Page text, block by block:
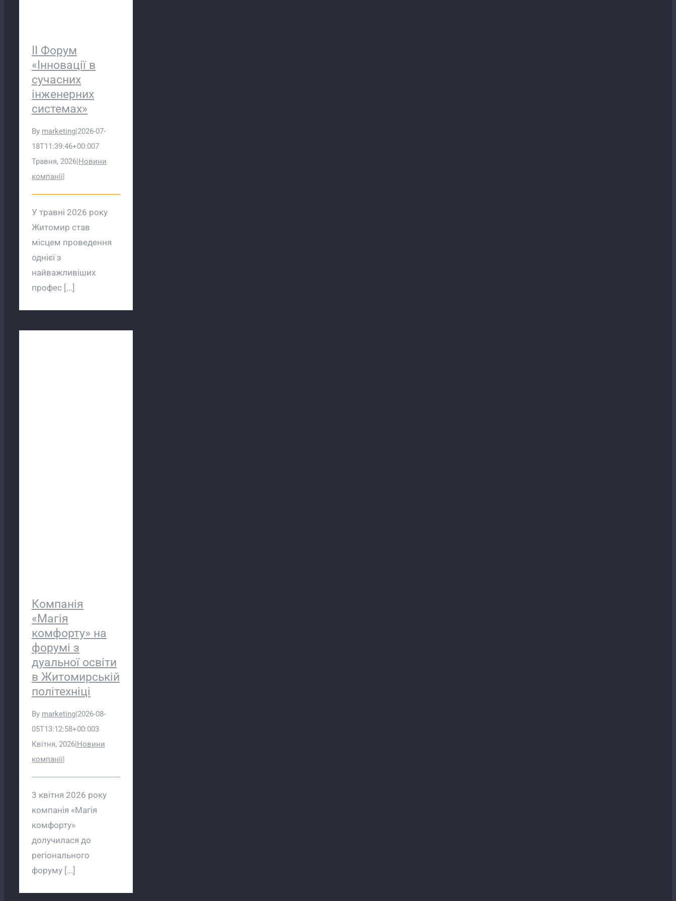
ІІ Форум
«Інновації в
сучасних
інженерних
системах»
By marketing|2026-07-
18T11:39:46+00:007
Травня, 2026|Новини
компанії|
У травні 2026 року
Житомир став
місцем проведення
однієї з
найважливіших
профес [...]
Компанія
«Магія
комфорту» на
форумі з
дуальної освіти
в Житомирській
політехніці
By marketing|2026-08-
05T13:12:58+00:003
Квітня, 2026|Новини
компанії|
3 квітня 2026 року
компанія «Магія
комфорту»
долучилася до
регіонального
форуму [...]